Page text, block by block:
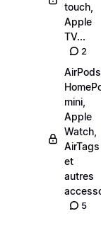
touch,
Apple
TV...
2
mini,
Apple
Watch,
AirTags
et
autres
5